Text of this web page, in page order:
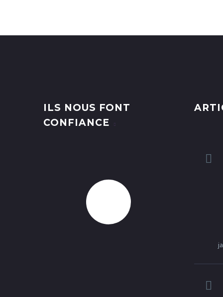
ILS NOUS FONT
CONFIANCE